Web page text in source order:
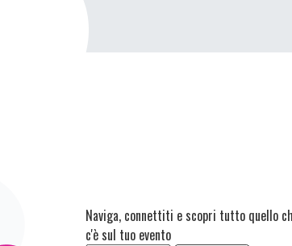
Naviga, connettiti e scopri tutto quello
c'è sul tuo evento